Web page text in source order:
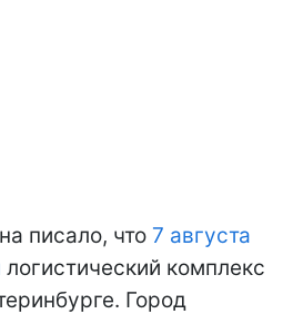
писало, что 7 августа
логистический комплекс
Город